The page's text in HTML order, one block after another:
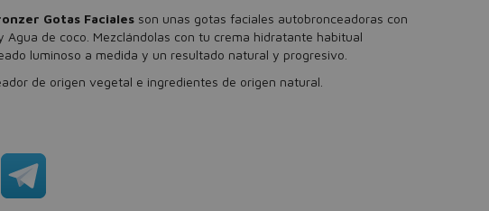
Gotas Faciales son unas gotas faciales autobronceadoras con
Agua de coco. Mezclándolas con tu crema hidratante habitual
luminoso a medida y un resultado natural y progresivo.
de origen vegetal e ingredientes de origen natural.